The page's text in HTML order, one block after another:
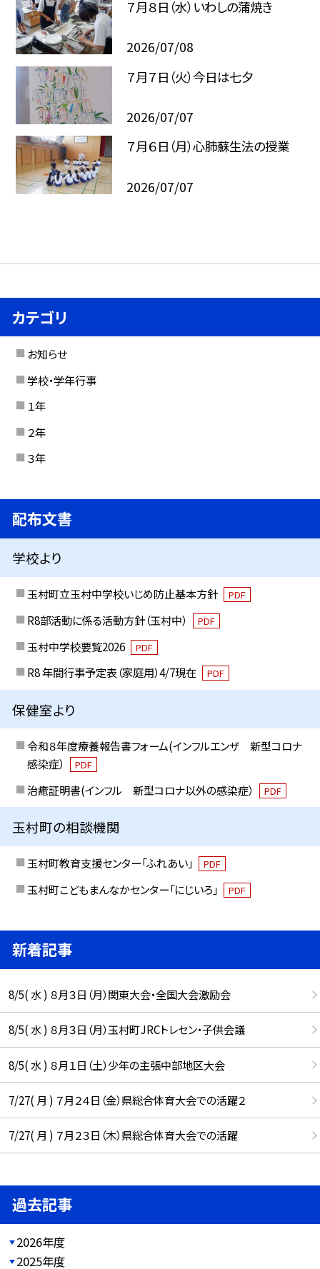
７月８日（水）いわしの蒲焼き
2026/07/08
７月７日（火）今日は七夕
2026/07/07
７月６日（月）心肺蘇生法の授業
2026/07/07
カテゴリ
お知らせ
学校・学年行事
１年
２年
３年
配布文書
学校より
玉村町立玉村中学校いじめ防止基本方針 PDF
R8部活動に係る活動方針（玉村中） PDF
玉村中学校要覧2026 PDF
R8 年間行事予定表（家庭用）4/7現在 PDF
保健室より
令和８年度療養報告書フォーム(インフルエンザ 新型コロナ
感染症）
PDF
治癒証明書(インフル 新型コロナ以外の感染症） PDF
玉村町の相談機関
玉村町教育支援センター「ふれあい」 PDF
玉村町こどもまんなかセンター「にじいろ」 PDF
新着記事
8/5( 水 ) ８月３日（月）関東大会・全国大会激励会
8/5( 水 ) ８月３日（月）玉村町JRCトレセン・子供会議
8/5( 水 ) ８月１日（土）少年の主張中部地区大会
7/27( 月 ) ７月２４日（金）県総合体育大会での活躍２
7/27( 月 ) ７月２３日（木）県総合体育大会での活躍
過去記事
2026年度
2025年度